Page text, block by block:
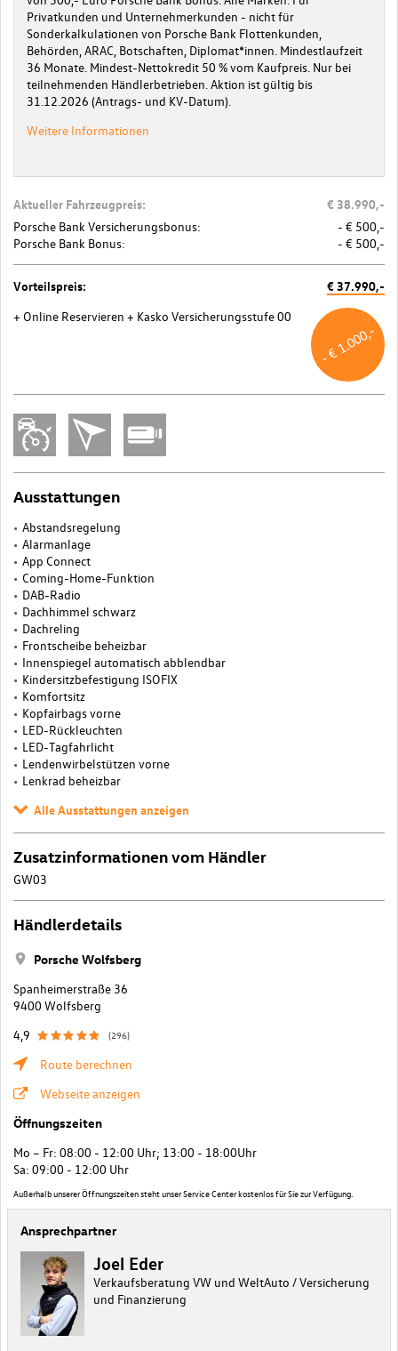
Privatkunden und Unternehmerkunden - nicht für
Sonderkalkulationen von Porsche Bank Flottenkunden,
Behörden, ARAC, Botschaften, Diplomat*innen. Mindestlaufzeit
36 Monate. Mindest-Nettokredit 50 % vom Kaufpreis. Nur bei
teilnehmenden Händlerbetrieben. Aktion ist gültig bis
31.12.2026 (Antrags- und KV-Datum).
Weitere Informationen
Aktueller Fahrzeugpreis: € 38.990,-
Porsche Bank Versicherungsbonus:
- € 500,-
Porsche Bank Bonus:
- € 500,-
Vorteilspreis: € 37.990,-
+ Online Reservieren + Kasko Versicherungsstufe 00
- € 1.000,-
Ausstattungen
Abstandsregelung
Alarmanlage
App Connect
Coming-Home-Funktion
DAB-Radio
Dachhimmel schwarz
Dachreling
Frontscheibe beheizbar
Innenspiegel automatisch abblendbar
Kindersitzbefestigung ISOFIX
Komfortsitz
Kopfairbags vorne
LED-Rückleuchten
LED-Tagfahrlicht
Lendenwirbelstützen vorne
Lenkrad beheizbar
Alle Ausstattungen anzeigen
Zusatzinformationen vom Händler
GW03
Händlerdetails
Porsche Wolfsberg
Spanheimerstraße 36
9400 Wolfsberg
4,9
(296)
Route berechnen
Webseite anzeigen
Öffnungszeiten
Mo – Fr: 08:00 - 12:00 Uhr; 13:00 - 18:00Uhr
Sa: 09:00 - 12:00 Uhr
Außerhalb unserer Öffnungszeiten steht unser Service Center kostenlos für Sie zur Verfügung.
Ansprechpartner
Joel Eder
Verkaufsberatung VW und WeltAuto / Versicherung
und Finanzierung